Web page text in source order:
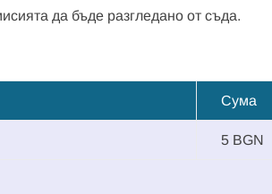
да бъде разгледано от съда.
Сума
5 BGN